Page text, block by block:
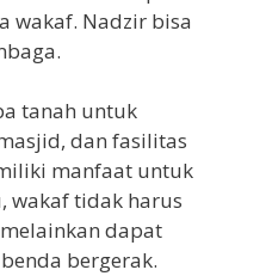
wakaf. Nadzir bisa
tanah untuk
dan fasilitas
manfaat untuk
wakaf tidak harus
dapat
bergerak.